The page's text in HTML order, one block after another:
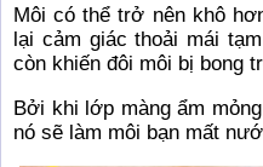
Môi có thể trở nên khô
lại cảm giác thoải mái
còn khiến đôi môi bị bong
Bởi khi lớp màng ẩm
nó sẽ làm môi bạn mất